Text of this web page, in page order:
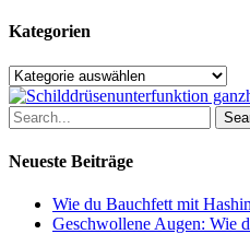
Kategorien
Kategorien
Neueste Beiträge
Wie du Bauchfett mit
Geschwollene Augen: Wie